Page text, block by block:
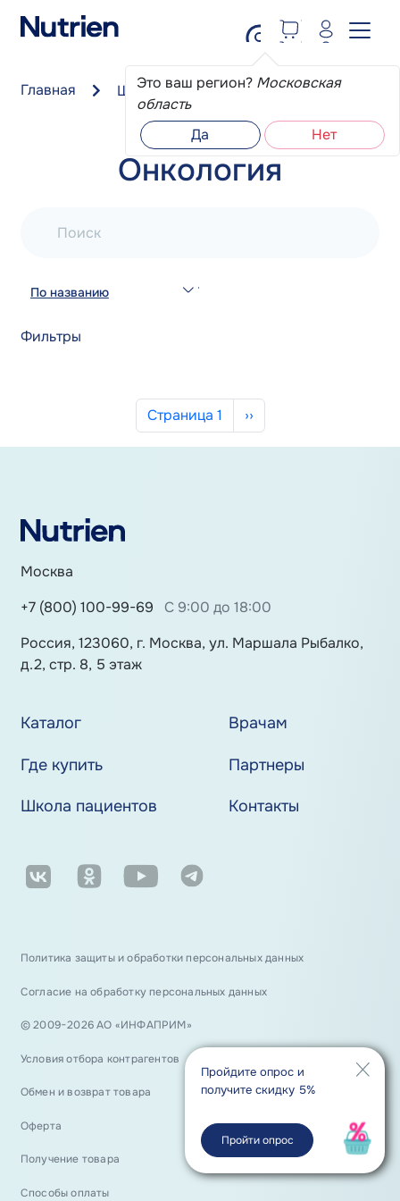
Это ваш регион? Московская
область
Да
Нет
Главная Школа пациента Онкология
Онкология
Поиск
По названию
Фильтры
Нумерация страниц
Страница 1 Следующая страница
››
Пройдите опрос и
получите скидку 5%
Пройти опрос
Москва
+7 (800) 100-99-69
С 9:00 до 18:00
Россия, 123060, г. Москва, ул. Маршала Рыбалко,
д.2, стр. 8, 5 этаж
Каталог
Врачам
Где купить
Партнеры
Школа пациентов
Контакты
Политика защиты и обработки персональных данных
Согласие на обработку персональных данных
© 2009−2026 АО «ИНФАПРИМ»
Условия отбора контрагентов
Обмен и возврат товара
Оферта
Получение товара
Способы оплаты